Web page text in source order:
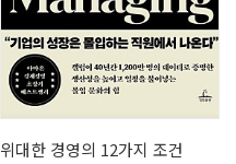
위대한 경영의 12가지 조건